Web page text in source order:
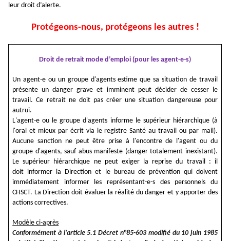
leur droit d’alerte.
Protégeons-nous, protégeons les autres !
Droit de retrait mode d’emploi (pour les agent-e-s)
Un agent-e ou un groupe d'agents estime que sa situation de travail
présente un danger grave et imminent peut décider de cesser le
travail. Ce retrait ne doit pas créer une situation dangereuse pour
autrui.
L'agent-e ou le groupe d'agents informe le supérieur hiérarchique (à
l'oral et mieux par écrit via le registre Santé au travail ou par mail).
Aucune sanction ne peut être prise à l'encontre de l'agent ou du
groupe d'agents, sauf abus manifeste (danger totalement inexistant).
Le supérieur hiérarchique ne peut exiger la reprise du travail : il
doit informer la Direction et le bureau de prévention qui doivent
immédiatement informer les représentant-e-s des personnels du
CHSCT. La Direction doit évaluer la réalité du danger et y apporter des
actions correctives.
Modèle ci-après
Conformément à l’article 5.1 Décret n°85-603 modifié du 10 juin 1985